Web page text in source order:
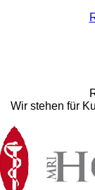
Wir stehen für